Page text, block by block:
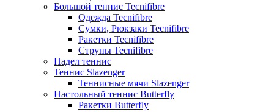
Большой теннис Tecnifibre
Одежда Tecnifibre
Сумки, Рюкзаки Tecnifibre
Ракетки Tecnifibre
Струны Tecnifibre
Падел теннис
Теннис Slazenger
Теннисные мячи Slazenger
Настольный теннис Butterfly
Ракетки Butterfly